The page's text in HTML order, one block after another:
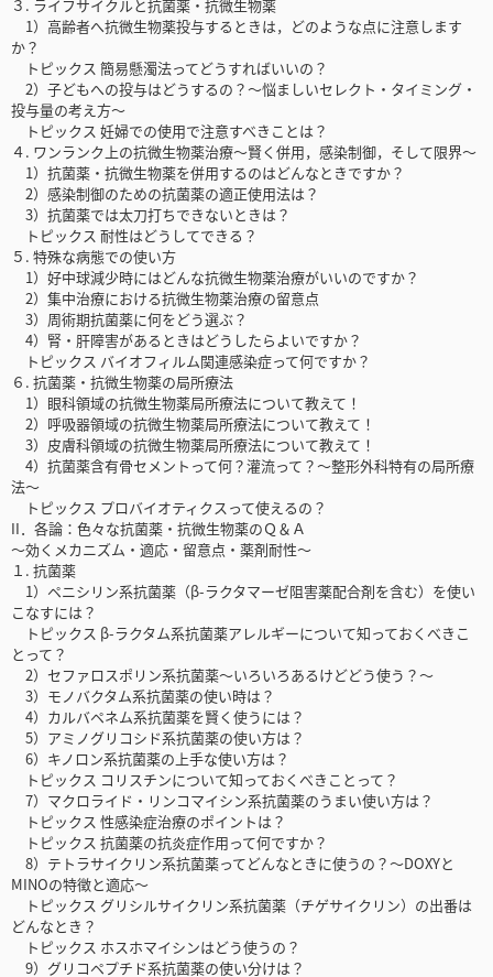
３. ライフサイクルと抗菌薬・抗微生物薬
1）高齢者へ抗微生物薬投与するときは，どのような点に注意します
か？
トピックス 簡易懸濁法ってどうすればいいの？
2）子どもへの投与はどうするの？～悩ましいセレクト・タイミング・
投与量の考え方～
トピックス 妊婦での使用で注意すべきことは？
４. ワンランク上の抗微生物薬治療～賢く併用，感染制御，そして限界～
1）抗菌薬・抗微生物薬を併用するのはどんなときですか？
2）感染制御のための抗菌薬の適正使用法は？
3）抗菌薬では太刀打ちできないときは？
トピックス 耐性はどうしてできる？
５. 特殊な病態での使い方
1）好中球減少時にはどんな抗微生物薬治療がいいのですか？
2）集中治療における抗微生物薬治療の留意点
3）周術期抗菌薬に何をどう選ぶ？
4）腎・肝障害があるときはどうしたらよいですか？
トピックス バイオフィルム関連感染症って何ですか？
６. 抗菌薬・抗微生物薬の局所療法
1）眼科領域の抗微生物薬局所療法について教えて！
2）呼吸器領域の抗微生物薬局所療法について教えて！
3）皮膚科領域の抗微生物薬局所療法について教えて！
4）抗菌薬含有骨セメントって何？灌流って？～整形外科特有の局所療
法～
トピックス プロバイオティクスって使えるの？
II．各論：色々な抗菌薬・抗微生物薬のＱ＆Ａ
～効くメカニズム・適応・留意点・薬剤耐性〜
１. 抗菌薬
1）ペニシリン系抗菌薬（β-ラクタマーゼ阻害薬配合剤を含む）を使い
こなすには？
トピックス β-ラクタム系抗菌薬アレルギーについて知っておくべきこ
とって？
2）セファロスポリン系抗菌薬～いろいろあるけどどう使う？～
3）モノバクタム系抗菌薬の使い時は？
4）カルバペネム系抗菌薬を賢く使うには？
5）アミノグリコシド系抗菌薬の使い方は？
6）キノロン系抗菌薬の上手な使い方は？
トピックス コリスチンについて知っておくべきことって？
7）マクロライド・リンコマイシン系抗菌薬のうまい使い方は？
トピックス 性感染症治療のポイントは？
トピックス 抗菌薬の抗炎症作用って何ですか？
8）テトラサイクリン系抗菌薬ってどんなときに使うの？〜DOXYと
MINOの特徴と適応〜
トピックス グリシルサイクリン系抗菌薬（チゲサイクリン）の出番は
どんなとき？
トピックス ホスホマイシンはどう使うの？
9）グリコペプチド系抗菌薬の使い分けは？